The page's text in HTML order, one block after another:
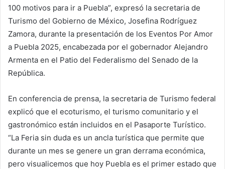
100 motivos para ir a Puebla”, expresó la secretaria de
Turismo del Gobierno de México, Josefina Rodríguez
Zamora, durante la presentación de los Eventos Por Amor
a Puebla 2025, encabezada por el gobernador Alejandro
Armenta en el Patio del Federalismo del Senado de la
República.
En conferencia de prensa, la secretaria de Turismo federal
explicó que el ecoturismo, el turismo comunitario y el
gastronómico están incluidos en el Pasaporte Turístico.
“La Feria sin duda es un ancla turística que permite que
durante un mes se genere un gran derrama económica,
pero visualicemos que hoy Puebla es el primer estado que